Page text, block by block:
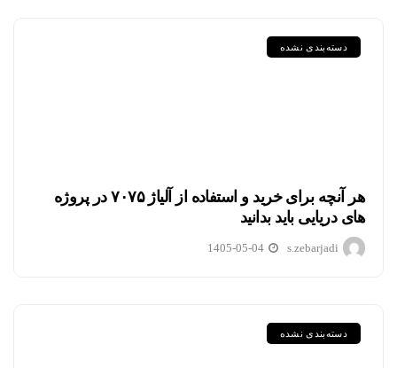
دسته‌بندی نشده
هر آنچه برای خرید و استفاده از آلیاژ ۷۰۷۵ در پروژه
های دریایی باید بدانید
s.zebarjadi
1405-05-04
دسته‌بندی نشده